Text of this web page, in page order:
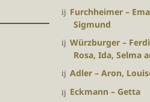
Furchheimer –
Sigmund
Würzburger –
Rosa, Ida, Selma
Adler – Aron,
Eckmann – Getta